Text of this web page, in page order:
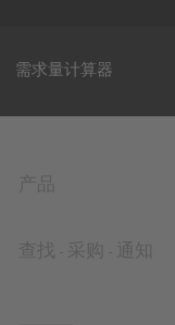
需求量计算器